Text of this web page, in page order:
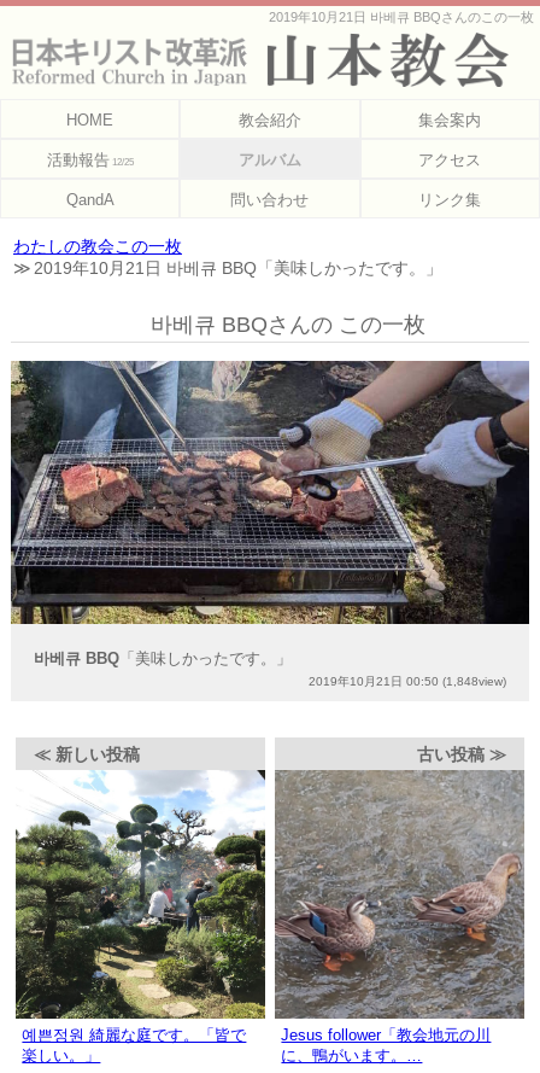
2019年10月21日 바베큐 BBQさんのこの一枚
HOME 教会紹介 集会案内
活動報告 12/25 アルバム アクセス
QandA 問い合わせ リンク集
わたしの教会この一枚
2019年10月21日 바베큐 BBQ「美味しかったです。」
바베큐 BBQさんの この一枚
바베큐 BBQ 「美味しかったです。」
2019年10月21日 00:50 (1,848view)
≪ 新しい投稿
예쁜정원 綺麗な庭です。「皆で
楽しい。」
古い投稿 ≫
Jesus follower「教会地元の川
に、鴨がいます。…